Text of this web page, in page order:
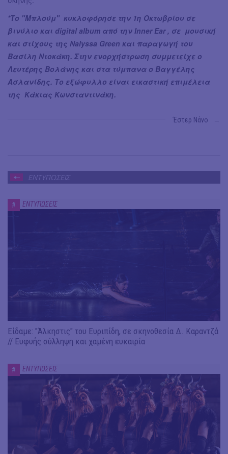
*Το "Μπλούμ" κυκλοφόρησε την 1η Οκτωβρίου σε
βινύλιο και digital album από την Inner Ear , σε μουσική
και στίχους της Nalyssa Green και παραγωγή του
Βασίλη Ντοκάκη. Στην ενορχήστρωση συμμετείχε ο
Λευτέρης Βολάνης και στα τύμπανα ο Βαγγέλης
Ασλανίδης. Το εξώφυλλο είναι εικαστική επιμέλεια
της Κάκιας Κωνσταντινάκη.
Έστερ Νάνο
ΕΝΤΥΠΩΣΕΙΣ
# ΕΝΤΥΠΩΣΕΙΣ
Είδαμε: "Άλκηστις" του Ευριπίδη, σε σκηνοθεσία Δ. Καραντζά
// Ευφυής σύλληψη και χαμένη ευκαιρία
# ΕΝΤΥΠΩΣΕΙΣ